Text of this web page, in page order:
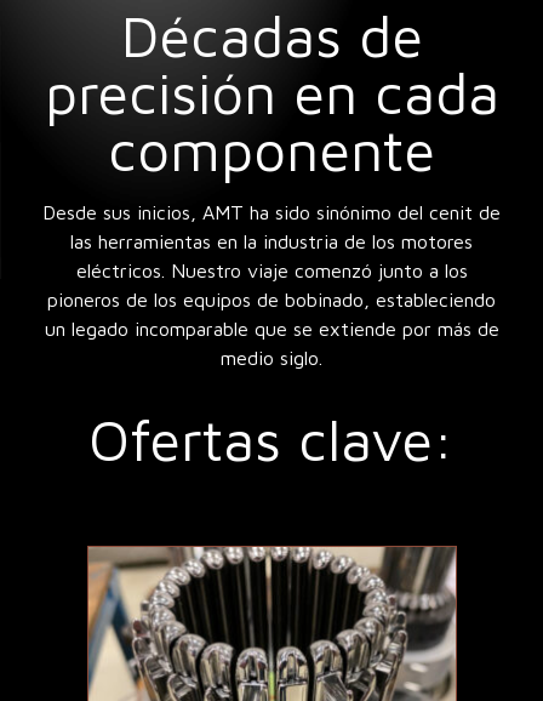
Décadas de
precisión en cada
componente
Desde sus inicios, AMT ha sido sinónimo del cenit de
las herramientas en la industria de los motores
eléctricos. Nuestro viaje comenzó junto a los
pioneros de los equipos de bobinado, estableciendo
un legado incomparable que se extiende por más de
medio siglo.
Ofertas clave: